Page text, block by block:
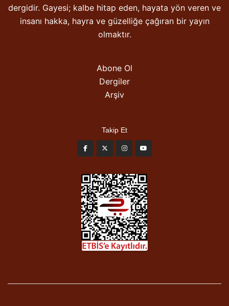
dergidir. Gayesi; kalbe hitap eden, hayata yön veren ve
insanı hakka, hayra ve güzelliğe çağıran bir yayın
olmaktır.
Abone Ol
Dergiler
Arşiv
Takip Et